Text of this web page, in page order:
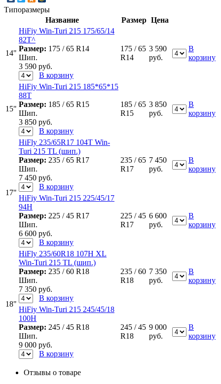
Типоразмеры
Название
Размер Цена
14"
HiFiy Win-Turi 215 175/65/14
82T^
Размер: 175 / 65 R14
Шип.
3 590 руб.
В корзину
175 / 65
R14
3 590
руб.
В
корзину
15"
HiFiy Win-Turi 215 185*65*15
88T
Размер: 185 / 65 R15
Шип.
3 850 руб.
В корзину
185 / 65
R15
3 850
руб.
В
корзину
17"
HiFly 235/65R17 104T Win-
Turi 215 TL (шип.)
Размер: 235 / 65 R17
Шип.
7 450 руб.
В корзину
235 / 65
R17
7 450
руб.
В
корзину
HiFiy Win-Turi 215 225/45/17
94Н
Размер: 225 / 45 R17
Шип.
6 600 руб.
В корзину
225 / 45
R17
6 600
руб.
В
корзину
18"
HiFly 235/60R18 107H XL
Win-Turi 215 TL (шип.)
Размер: 235 / 60 R18
Шип.
7 350 руб.
В корзину
235 / 60
R18
7 350
руб.
В
корзину
HiFiy Win-Turi 215 245/45/18
100H
Размер: 245 / 45 R18
Шип.
9 000 руб.
В корзину
245 / 45
R18
9 000
руб.
В
корзину
Отзывы о товаре